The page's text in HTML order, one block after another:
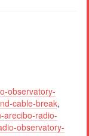
observatory-
cable-break,
arecibo-radio-
observatory-